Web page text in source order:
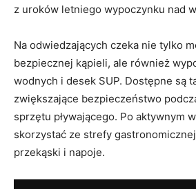
z uroków letniego wypoczynku nad
Na odwiedzających czeka nie tylko
bezpiecznej kąpieli, ale również
wodnych i desek SUP. Dostępne są
zwiększające bezpieczeństwo
sprzętu pływającego. Po aktywnym
skorzystać ze strefy
przekąski i napoje.